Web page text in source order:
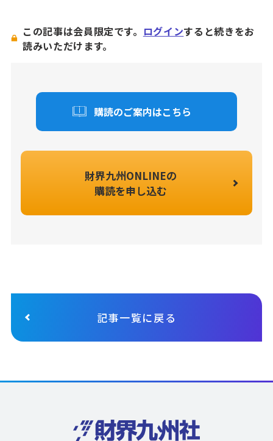
この記事は会員限定です。 ログインすると続きをお
読みいただけます。
購読のご案内はこちら
財界九州ONLINEの
購読を申し込む
記事一覧に戻る